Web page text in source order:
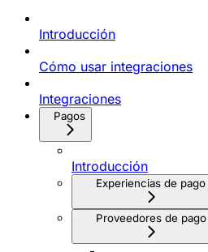
Introducción
Cómo usar integraciones
Integraciones
Pagos
Introducción
Experiencias de pago
Proveedores de pago